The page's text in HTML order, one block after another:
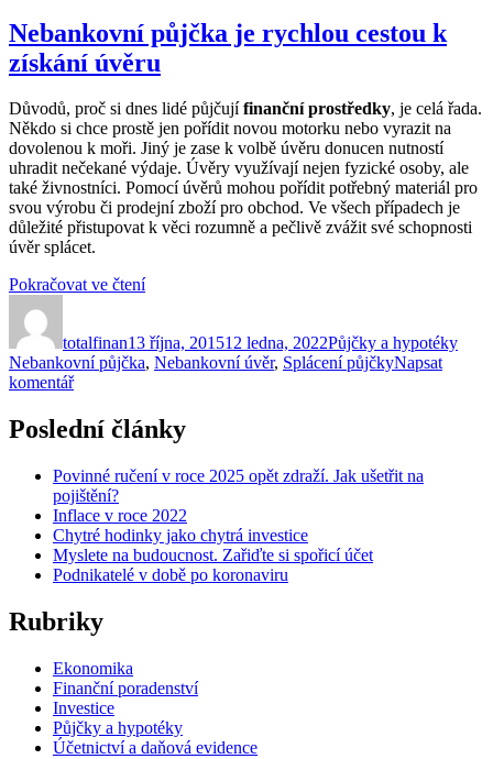
se
vypořádat
s
názvem
–
Den
bez
dluhů.
Jak
se
vypořádat
Nebankovní půjčka je rychlou cestou k
získání úvěru
Důvodů, proč si dnes lidé půjčujífinanční prostředky, je celá řada.
Někdo si chce prostě jen pořídit novou motorku nebo vyrazit na
dovolenou k moři. Jiný je zase k volbě úvěru donucen nutností
uhradit nečekané výdaje. Úvěry využívají nejen fyzické osoby, ale
také živnostníci. Pomocí úvěrů mohou pořídit potřebný materiál pro
svou výrobu či prodejní zboží pro obchod. Ve všech případech je
důležité přistupovat k věci rozumně a pečlivě zvážit své schopnosti
úvěr splácet.
Pokračovat ve čtení„Nebankovní
rychlou
cestou
úvěru“
totalfinan13 října, 201512 ledna, 2022Půjčky a hypotéky
Nebankovní půjčka, Nebankovní úvěr, Splácení půjčkyNapsat
komentářpro
s
názvem
půjčka
je
rychlou
cestou
k
získání
Poslední články
Povinné ručení v roce 2025 opět zdraží. Jak ušetřit na
pojištění?
Inflace v roce 2022
Chytré hodinky jako chytrá investice
Myslete na budoucnost. Zařiďte si spořicí účet
Podnikatelé v době po koronaviru
Rubriky
Ekonomika
Finanční poradenství
Investice
Půjčky a hypotéky
Účetnictví a daňová evidence